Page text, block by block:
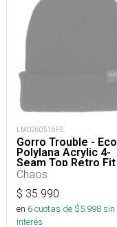
LMO260516FE
Gorro Trouble - Eco
Polylana Acrylic 4-
Seam Top Retro Fit
Beanie Osfm
Chaos
$ 35.990
en 6cuotas de $5.998sin
interés